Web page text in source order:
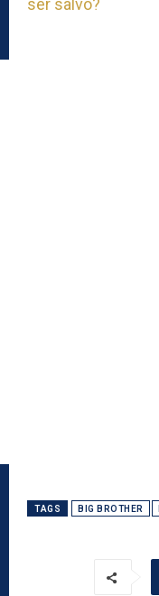
ser salvo?
TAGS BIG BROTHER